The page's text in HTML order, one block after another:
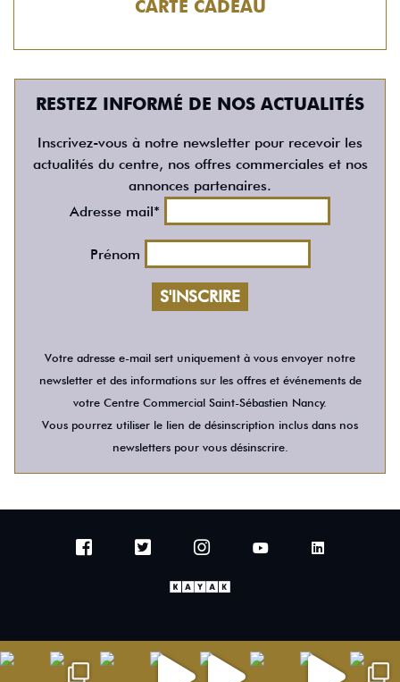
CARTE CADEAU
RESTEZ INFORMÉ DE NOS ACTUALITÉS
Inscrivez-vous à notre newsletter pour recevoir les
actualités du centre, nos offres commerciales et nos
annonces partenaires.
Adresse mail*
Prénom
Votre adresse e-mail sert uniquement à vous envoyer notre
newsletter et des informations sur les offres et événements de
votre Centre Commercial Saint-Sébastien Nancy.
Vous pourrez utiliser le lien de désinscription inclus dans nos
newsletters pour vous désinscrire.